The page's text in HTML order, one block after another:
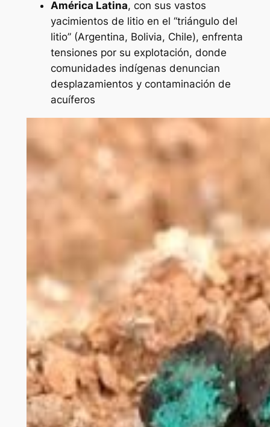
América Latina, con sus vastos
yacimientos de litio en el “triángulo del
litio”(Argentina, Bolivia, Chile), enfrenta
tensiones por su explotación, donde
comunidades indígenas denuncian
desplazamientos y contaminación de
acuíferos